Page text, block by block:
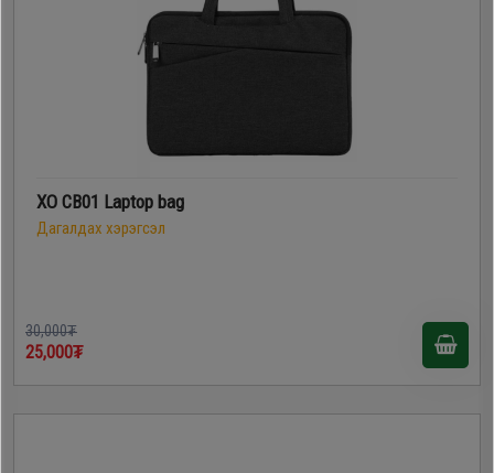
XO CB01 Laptop bag
Дагалдах хэрэгсэл
30,000₮
25,000₮